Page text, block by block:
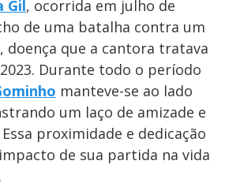
Gil, ocorrida em julho de
de uma batalha contra um
doença que a cantora tratava
Durante todo o período
manteve-se ao lado
um laço de amizade e
proximidade e dedicação
de sua partida na vida